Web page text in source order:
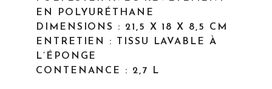
EN POLYURÉTHANE
DIMENSIONS : 21,5 X 18 X 8,5 CM
ENTRETIEN : TISSU LAVABLE À
L’ÉPONGE
CONTENANCE : 2,7 L